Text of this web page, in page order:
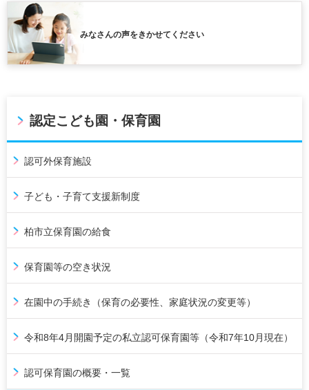
みなさんの声をきかせてください
認定こども園・保育園
認可外保育施設
子ども・子育て支援新制度
柏市立保育園の給食
保育園等の空き状況
在園中の手続き（保育の必要性、家庭状況の変更等）
令和8年4月開園予定の私立認可保育園等（令和7年10月現在）
認可保育園の概要・一覧